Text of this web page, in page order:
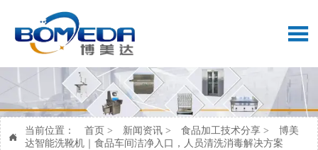


当前位置： 首页 > 新闻资讯 > 食品加工技术分享 >
博美
达智能洗靴机｜食品车间洁净入口，人员清洗消毒解决方案